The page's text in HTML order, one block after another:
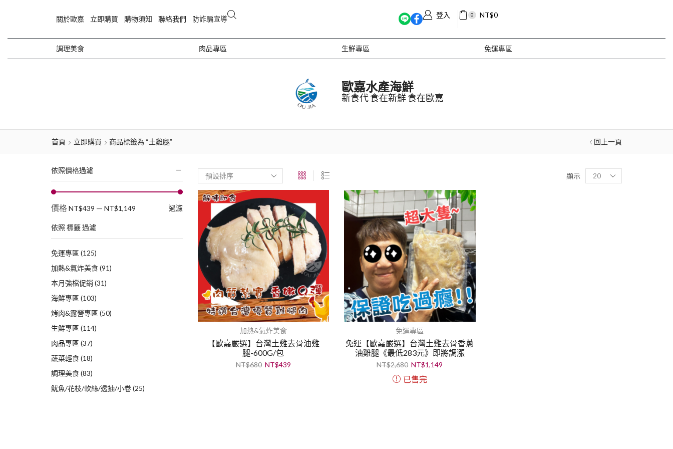
關於歐嘉 立即購買 購物須知 聯絡我們 防詐騙宣導 登入 0 NT$0
調理美食 肉品專區 生鮮專區 免運專區
歐嘉水產海鮮
新食代 食在新鮮 食在歐嘉
首頁 立即購買 商品標籤為 “土雞腿” 回上一頁
依照價格過濾
過濾
價格NT$439 — NT$1,149
依照 標籤 過濾
免運專區 (125)
加熱&氣炸美食(91)
本月強檔促銷 (31)
海鮮專區 (103)
烤肉&露營專區 (50)
生鮮專區 (114)
肉品專區 (37)
蔬菜輕食(18)
調理美食(83)
魷魚/花枝/軟絲/透抽/小卷(25)
顯示
加熱&氣炸美食
【歐嘉嚴選】台灣土雞去骨油雞
腿-600G/包
NT$680 NT$439
免運專區
免運【歐嘉嚴選】台灣土雞去骨香蔥
油雞腿《最低283元》即將調漲
NT$2,680 NT$1,149
已售完